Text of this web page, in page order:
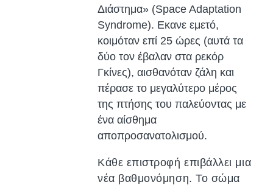
Διάστημα» (Space Adaptation
Syndrome). Εκανε εμετό,
κοιμόταν επί 25 ώρες (αυτά τα
δύο τον έβαλαν στα ρεκόρ
Γκίνες), αισθανόταν ζάλη και
πέρασε το μεγαλύτερο μέρος
της πτήσης του παλεύοντας με
ένα αίσθημα
αποπροσανατολισμού.
Κάθε επιστροφή επιβάλλει μια
νέα βαθμονόμηση. Το σώμα